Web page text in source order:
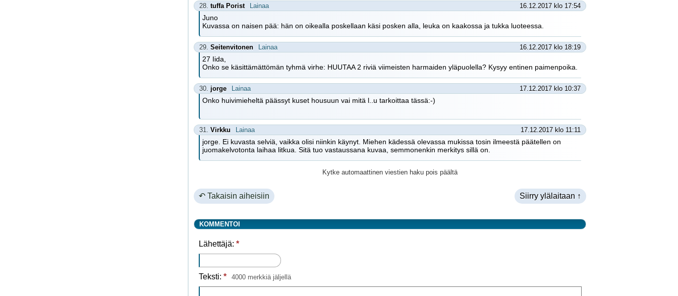
28. tuffa Porist Lainaa 16.12.2017 klo 17:54
Juno
Kuvassa on naisen pää: hän on oikealla poskellaan käsi posken alla, leuka on kaakossa ja tukka luoteessa.
29. Seitenvitonen Lainaa 16.12.2017 klo 18:19
27 Iida,
Onko se käsittämättömän tyhmä virhe: HUUTAA 2 riviä viimeisten harmaiden yläpuolella? Kysyy entinen paimenpoika.
30. jorge Lainaa 17.12.2017 klo 10:37
Onko huivimieheltä päässyt kuset housuun vai mitä l..u tarkoittaa tässä:-)
31. Virkku Lainaa 17.12.2017 klo 11:11
jorge. Ei kuvasta selviä, vaikka olisi niinkin käynyt. Miehen kädessä olevassa mukissa tosin ilmeestä päätellen on
juomakelvotonta laihaa litkua. Sitä tuo vastaussana kuvaa, semmonenkin merkitys sillä on.
Kytke automaattinen viestien haku pois päältä
↶ Takaisin aiheisiin Siirry ylälaitaan ↑
KOMMENTOI
Lähettäjä: *
Teksti: * 4000 merkkiä jäljellä